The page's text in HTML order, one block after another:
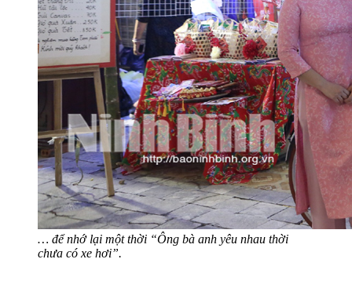
… để nhớ lại một thời “Ông bà anh yêu nhau thời
chưa có xe hơi”.